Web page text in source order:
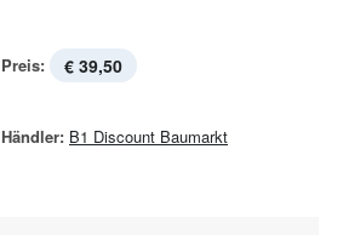
Preis: € 39,50
Händler: B1 Discount Baumarkt